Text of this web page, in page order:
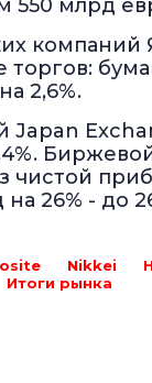
550 млрд
компаний
2,6%.
Japan
чистой
26% - до
Nikkei
Итоги рынка